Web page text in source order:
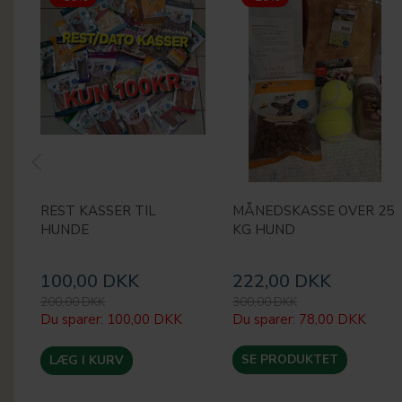
REST KASSER TIL
HUNDE
100,00 DKK
200,00 DKK
Du sparer: 100,00 DKK
LÆG I KURV
MÅNEDSKASSE OVER 25
KG HUND
222,00 DKK
300,00 DKK
Du sparer: 78,00 DKK
SE PRODUKTET